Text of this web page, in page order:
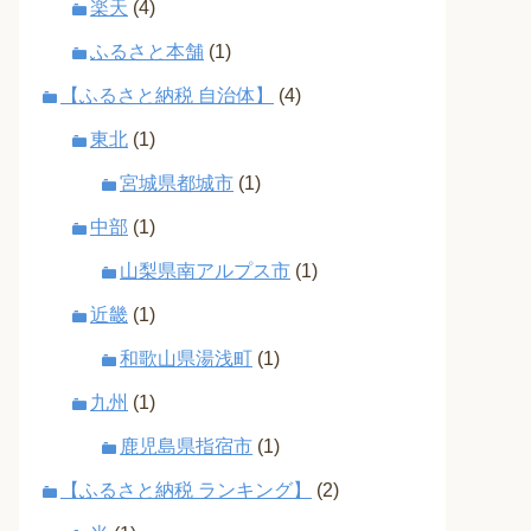
楽天 (4)
ふるさと本舗 (1)
【ふるさと納税 自治体】 (4)
東北 (1)
宮城県都城市 (1)
中部 (1)
山梨県南アルプス市 (1)
近畿 (1)
和歌山県湯浅町 (1)
九州 (1)
鹿児島県指宿市 (1)
【ふるさと納税 ランキング】 (2)